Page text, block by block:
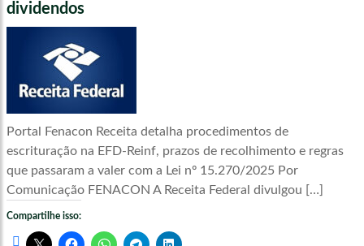
dividendos
Portal Fenacon Receita detalha procedimentos de
escrituração na EFD-Reinf, prazos de recolhimento e regras
que passaram a valer com a Lei nº 15.270/2025 Por
Comunicação FENACON A Receita Federal divulgou […]
Compartilhe isso: